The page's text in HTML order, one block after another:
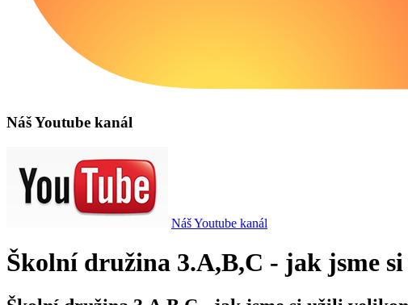
Náš Youtube kanál
Náš Youtube kanál
Školní družina 3.A,B,C - jak jsme